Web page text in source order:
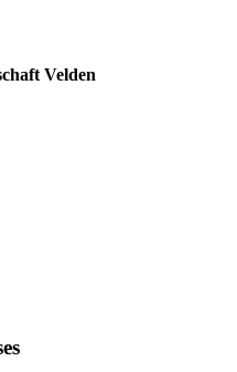
Velden